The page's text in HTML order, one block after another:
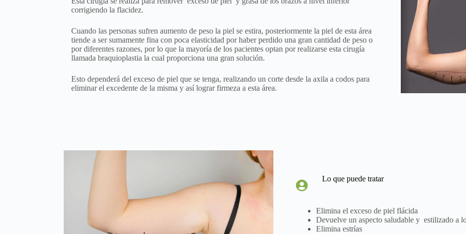
corrigiendo la flacidez.
Cuando las personas sufren aumento de peso la piel se estira, posteriormente la piel de esta área
tiende a ser sumamente fina con poca elasticidad por haber perdido una gran cantidad de peso o
por diferentes razones, por lo que la mayoría de los pacientes optan por realizarse esta cirugía
llamada braquioplastia la cual proporciona una gran solución.
Esto dependerá del exceso de piel que se tenga, realizando un corte desde la axila a codos para
eliminar el excedente de la misma y así lograr firmeza a esta área.
Lo que puede tratar
Elimina el exceso de piel flácida
Devuelve un aspecto saludable y estilizado a
Elimina estrías